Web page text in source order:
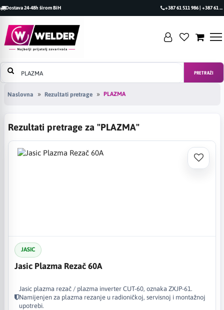
Dostava 24-48h širom BiH +387 61 511 986 | +387 61 493 470
PRETRAŽI
Naslovna Rezultati pretrage PLAZMA
Rezultati pretrage za "PLAZMA"
JASIC
Jasic Plazma Rezač 60A
Jasic plazma rezač / plazma inverter CUT-60, oznaka ZXJP-61.
Namijenjen za plazma rezanje u radioničkoj, servisnoj i montažnoj
upotrebi.